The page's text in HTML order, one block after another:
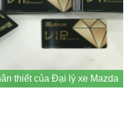
thiết của Đại lý xe Mazda